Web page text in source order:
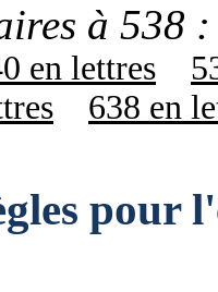
à 538 :
en lettres
638 en
pour